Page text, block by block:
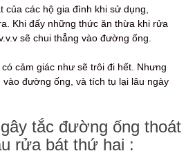
của các hộ gia đình khi sử dụng,
Khi đấy những thức ăn thừa khi rửa
sẽ chui thẳng vào đường ống.
cảm giác như sẽ trôi đi hết. Nhưng
đường ống, và tích tụ lại lâu ngày
tắc đường ống thoát
rửa bát thứ hai :